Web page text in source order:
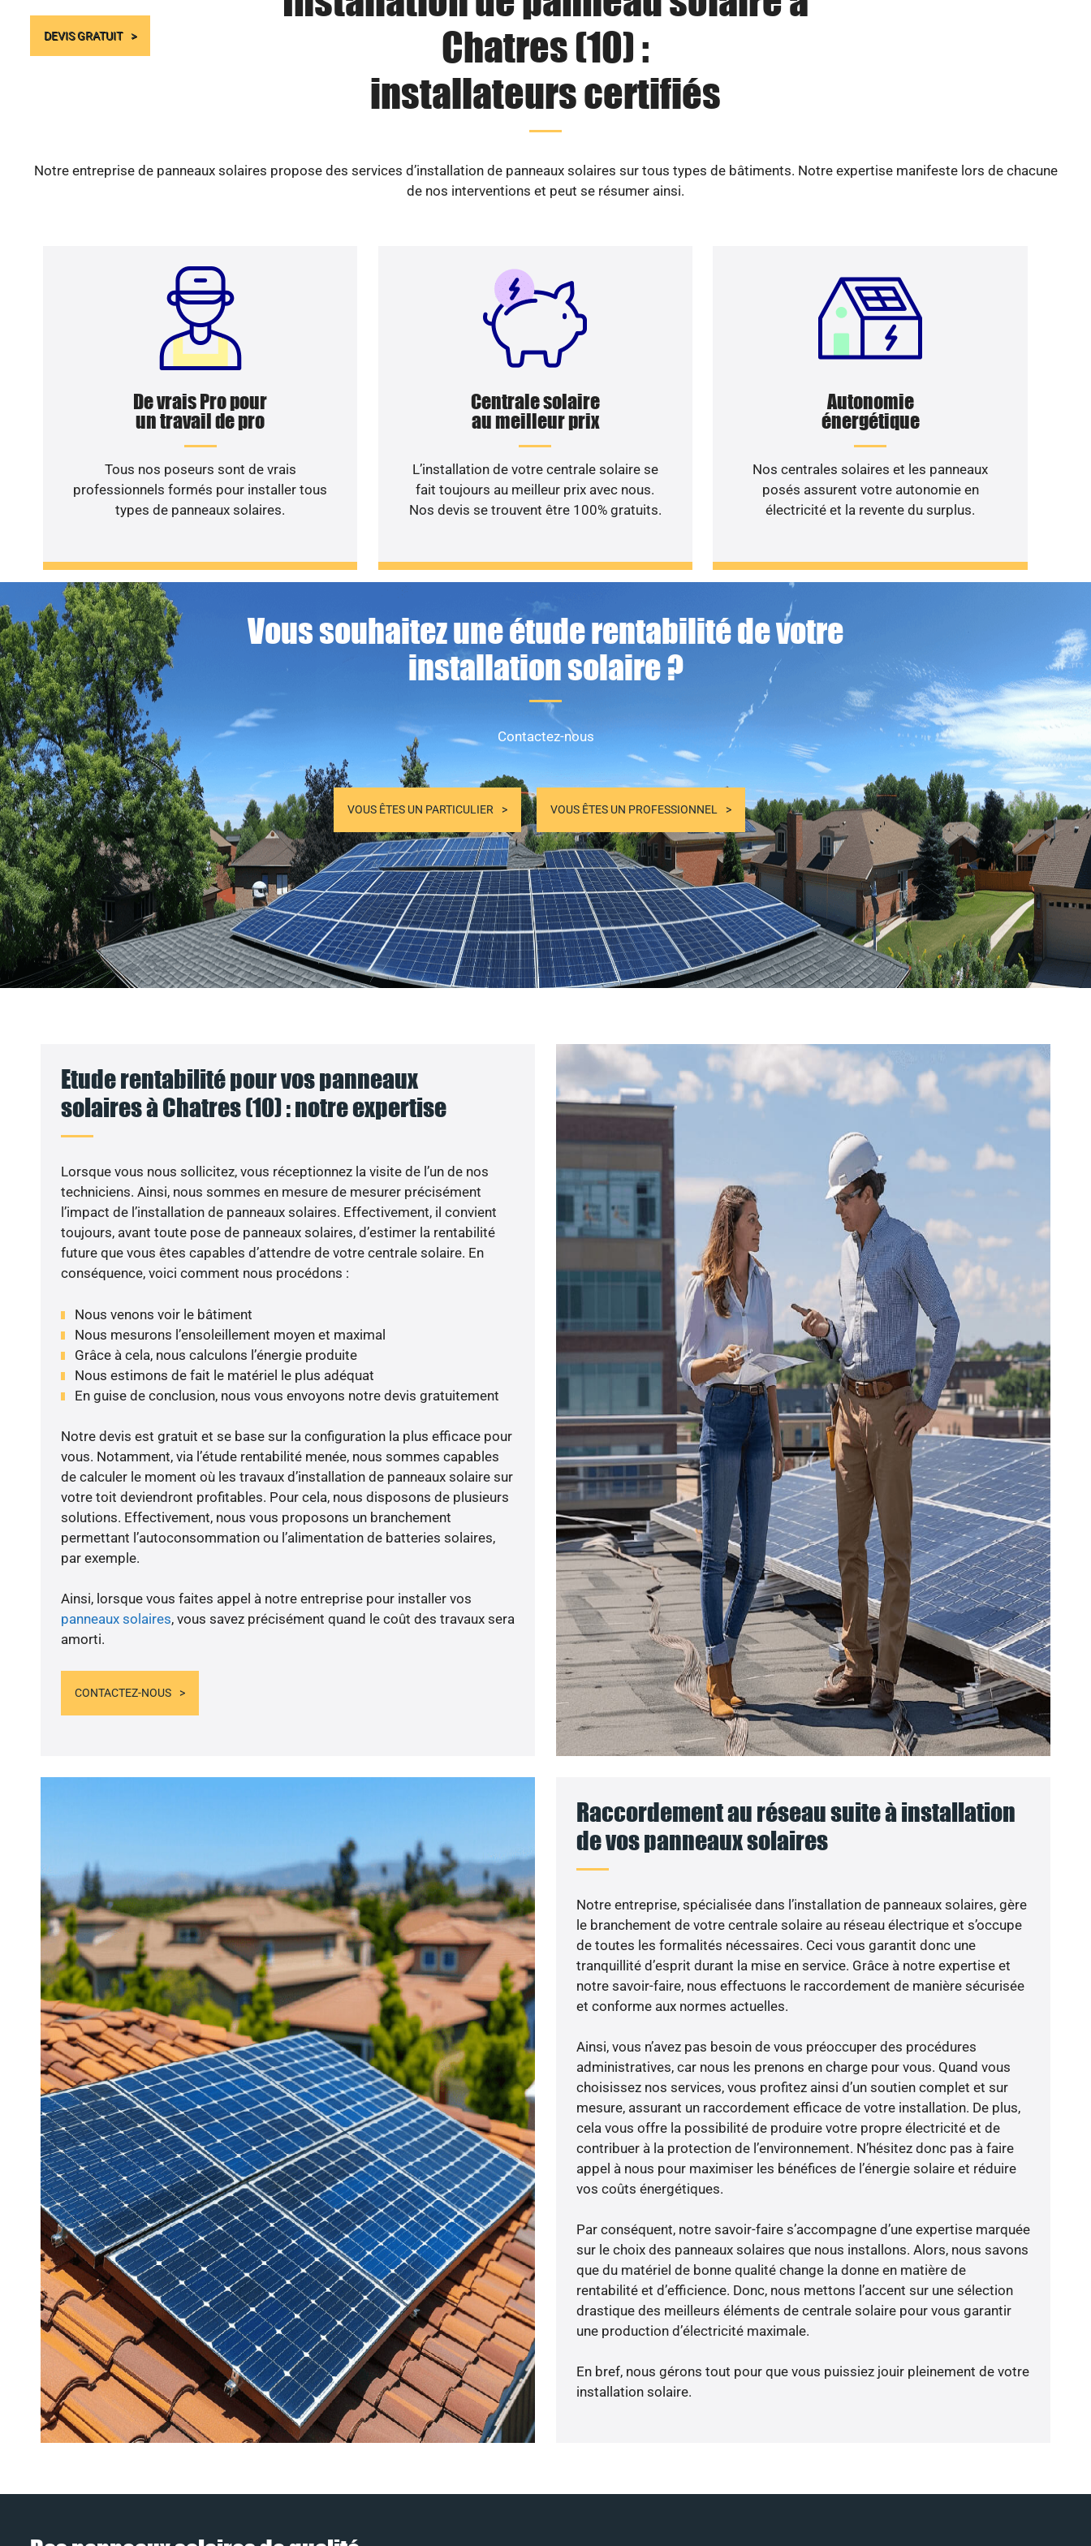
DEVIS GRATUIT
Chatres (10) :
installateurs certifiés
Notre entreprise de panneaux solaires propose des services d’installation de panneaux solaires sur tous types de bâtiments. Notre expertise manifeste lors de chacune
de nos interventions et peut se résumer ainsi.
De vrais Pro pour
un travail de pro
Tous nos poseurs sont de vrais
professionnels formés pour installer tous
types de panneaux solaires.
Centrale solaire
au meilleur prix
L’installation de votre centrale solaire se
fait toujours au meilleur prix avec nous.
Nos devis se trouvent être 100% gratuits.
Autonomie
énergétique
Nos centrales solaires et les panneaux
posés assurent votre autonomie en
électricité et la revente du surplus.
Vous souhaitez une étude rentabilité de votre
installation solaire ?
Contactez-nous
VOUS ÊTES UN PARTICULIER VOUS ÊTES UN PROFESSIONNEL
Etude rentabilité pour vos panneaux
solaires à Chatres (10) : notre expertise
Lorsque vous nous sollicitez, vous réceptionnez la visite de l’un de nos
techniciens. Ainsi, nous sommes en mesure de mesurer précisément
l’impact de l’installation de panneaux solaires. Effectivement, il convient
toujours, avant toute pose de panneaux solaires, d’estimer la rentabilité
future que vous êtes capables d’attendre de votre centrale solaire. En
conséquence, voici comment nous procédons :
Nous venons voir le bâtiment
Nous mesurons l’ensoleillement moyen et maximal
Grâce à cela, nous calculons l’énergie produite
Nous estimons de fait le matériel le plus adéquat
En guise de conclusion, nous vous envoyons notre devis gratuitement
Notre devis est gratuit et se base sur la configuration la plus efficace pour
vous. Notamment, via l’étude rentabilité menée, nous sommes capables
de calculer le moment où les travaux d’installation de panneaux solaire sur
votre toit deviendront profitables. Pour cela, nous disposons de plusieurs
solutions. Effectivement, nous vous proposons un branchement
permettant l’autoconsommation ou l’alimentation de batteries solaires,
par exemple.
Ainsi, lorsque vous faites appel à notre entreprise pour installer vos
panneaux solaires, vous savez précisément quand le coût des travaux sera
amorti.
CONTACTEZ-NOUS
Raccordement au réseau suite à installation
de vos panneaux solaires
Notre entreprise, spécialisée dans l’installation de panneaux solaires, gère
le branchement de votre centrale solaire au réseau électrique et s’occupe
de toutes les formalités nécessaires. Ceci vous garantit donc une
tranquillité d’esprit durant la mise en service. Grâce à notre expertise et
notre savoir-faire, nous effectuons le raccordement de manière sécurisée
et conforme aux normes actuelles.
Ainsi, vous n’avez pas besoin de vous préoccuper des procédures
administratives, car nous les prenons en charge pour vous. Quand vous
choisissez nos services, vous profitez ainsi d’un soutien complet et sur
mesure, assurant un raccordement efficace de votre installation. De plus,
cela vous offre la possibilité de produire votre propre électricité et de
contribuer à la protection de l’environnement. N’hésitez donc pas à faire
appel à nous pour maximiser les bénéfices de l’énergie solaire et réduire
vos coûts énergétiques.
Par conséquent, notre savoir-faire s’accompagne d’une expertise marquée
sur le choix des panneaux solaires que nous installons. Alors, nous savons
que du matériel de bonne qualité change la donne en matière de
rentabilité et d’efficience. Donc, nous mettons l’accent sur une sélection
drastique des meilleurs éléments de centrale solaire pour vous garantir
une production d’électricité maximale.
En bref, nous gérons tout pour que vous puissiez jouir pleinement de votre
installation solaire.